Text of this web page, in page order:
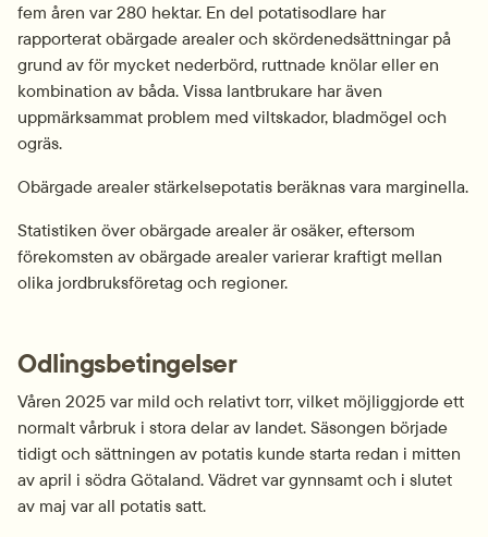
fem åren var 280 hektar. En del potatisodlare har
rapporterat obärgade arealer och skördenedsättningar på
grund av för mycket nederbörd, ruttnade knölar eller en
kombination av båda. Vissa lantbrukare har även
uppmärksammat problem med viltskador, bladmögel och
ogräs.
Obärgade arealer stärkelsepotatis beräknas vara marginella.
Statistiken över obärgade arealer är osäker, eftersom
förekomsten av obärgade arealer varierar kraftigt mellan
olika jordbruksföretag och regioner.
Odlingsbetingelser
Våren 2025 var mild och relativt torr, vilket möjliggjorde ett
normalt vårbruk i stora delar av landet. Säsongen började
tidigt och sättningen av potatis kunde starta redan i mitten
av april i södra Götaland. Vädret var gynnsamt och i slutet
av maj var all potatis satt.